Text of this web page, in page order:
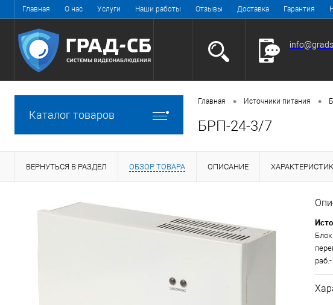
Главная О нас Услуги Наши работы Отзывы Доставка Гарантия
Каталог товаров
Главная • Источники питания •
БРП-24-3/7
ВЕРНУТЬСЯ В РАЗДЕЛ ОБЗОР ТОВАРА ОПИСАНИЕ